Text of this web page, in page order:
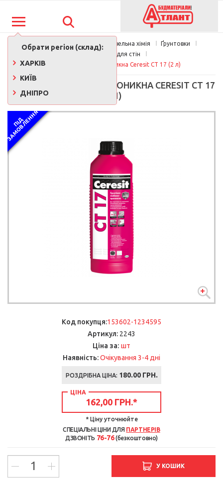
Обрати регіон (склад):
ХАРКІВ
КИЇВ
ДНІПРО
Фарби, лаки, клеї, будівельна хімія
Ґрунтовки
Ґрунтовки для стін
Грунтовка глибокопроникна Ceresit CT 17 (2 л)
ГРУНТОВКА ГЛИБОКОПРОНИКНА CERESIT CT 17
(2 Л)
П
І
Д
З
А
М
О
В
Л
Е
Н
Н
Я
Код покупця:153602-1234595
Артикул: 2243
Ціна за: шт
Наявність:Очікування 3-4 дні
РОЗДРІБНА ЦІНА: 180.00 ГРН.
ЦІНА
162,00 ГРН.*
* Ціну уточнюйте
СПЕЦІАЛЬНІ ЦІНИ ДЛЯ ПАРТНЕРІВ
ДЗВОНІТЬ 76-76(безкоштовно)
У КОШИК